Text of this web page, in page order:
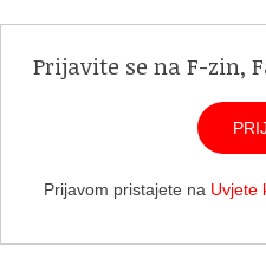
Prijavite se na F-zin,
Prijavom pristajete na Uvjete